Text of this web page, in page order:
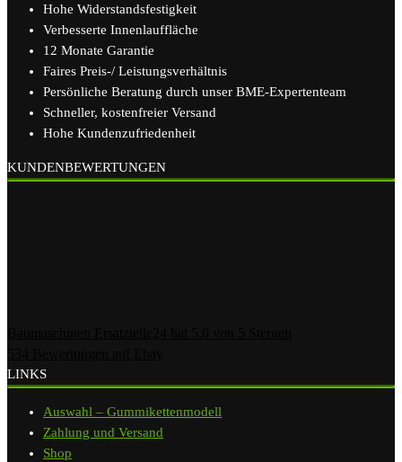
Hohe Widerstandsfestigkeit
Verbesserte Innenlauffläche
12 Monate Garantie
Faires Preis-/ Leistungsverhältnis
Persönliche Beratung durch unser BME-Expertenteam
Schneller, kostenfreier Versand
Hohe Kundenzufriedenheit
KUNDENBEWERTUNGEN
LINKS
Auswahl – Gummikettenmodell
Zahlung und Versand
Shop